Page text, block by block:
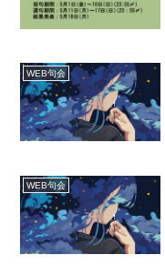
WEB句会
WEB句会